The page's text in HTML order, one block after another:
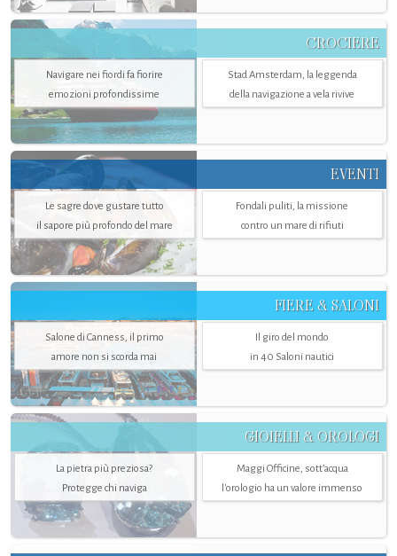
CROCIERE
Navigare nei fiordi fa fiorire
emozioni profondissime
Stad Amsterdam, la leggenda
della navigazione a vela rivive
EVENTI
Le sagre dove gustare tutto
il sapore più profondo del mare
Fondali puliti, la missione
contro un mare di rifiuti
FIERE & SALONI
Salone di Canness, il primo
amore non si scorda mai
Il giro del mondo
in 40 Saloni nautici
GIOIELLI & OROLOGI
La pietra più preziosa?
Protegge chi naviga
Maggi Officine, sott’acqua
l'orologio ha un valore immenso